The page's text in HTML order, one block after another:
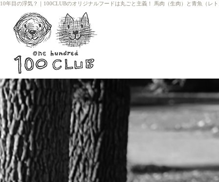
10年目の浮気？ ｜ 100CLUBのオリジナルフードは丸ごと主義！ 馬肉（生肉）と青魚（レ